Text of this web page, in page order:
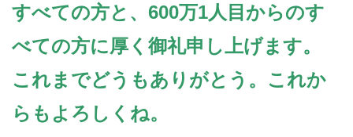
すべての方と、600万1人目からのす
べての方に厚く御礼申し上げます。
これまでどうもありがとう。これか
らもよろしくね。